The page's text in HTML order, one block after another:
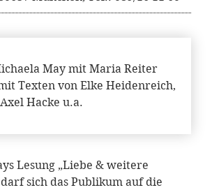
May mit Maria Reiter
Texten von Elke Heidenreich,
Hacke u.a.
Lesung „Liebe & weitere
sich das Publikum auf die